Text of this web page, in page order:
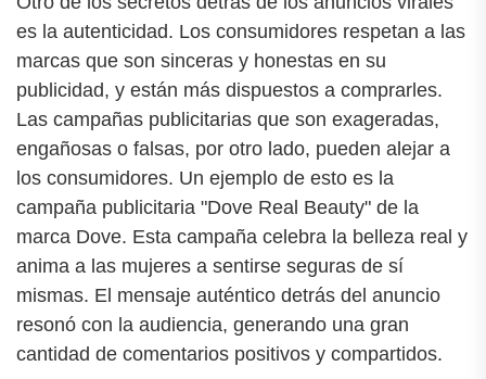
es la autenticidad. Los consumidores respetan a las
marcas que son sinceras y honestas en su
publicidad, y están más dispuestos a comprarles.
Las campañas publicitarias que son exageradas,
engañosas o falsas, por otro lado, pueden alejar a
los consumidores. Un ejemplo de esto es la
campaña publicitaria "Dove Real Beauty" de la
marca Dove. Esta campaña celebra la belleza real y
anima a las mujeres a sentirse seguras de sí
mismas. El mensaje auténtico detrás del anuncio
resonó con la audiencia, generando una gran
cantidad de comentarios positivos y compartidos.